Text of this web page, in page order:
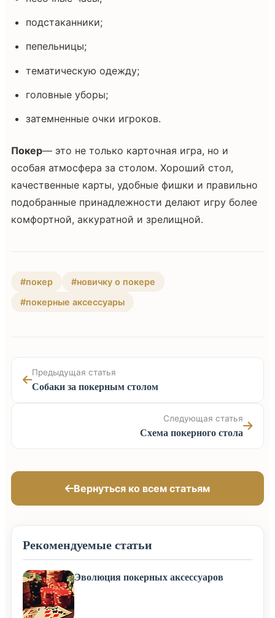
подстаканники;
пепельницы;
тематическую одежду;
головные уборы;
затемненные очки игроков.
Покер— это не только карточная игра, но и
особая атмосфера за столом. Хороший стол,
качественные карты, удобные фишки и правильно
подобранные принадлежности делают игру более
комфортной, аккуратной и зрелищной.
#покер
#новичку о покере
#покерные аксессуары
Предыдущая статья
Собаки за покерным столом
Следующая статья
Схема покерного стола
Вернуться ко всем статьям
Рекомендуемые статьи
Эволюция покерных аксессуаров